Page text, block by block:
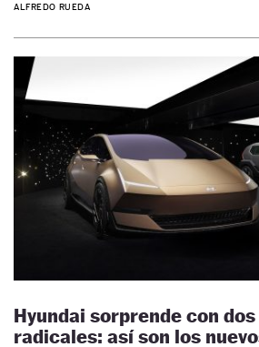
ALFREDO RUEDA
Hyundai sorprende con
radicales: así son los